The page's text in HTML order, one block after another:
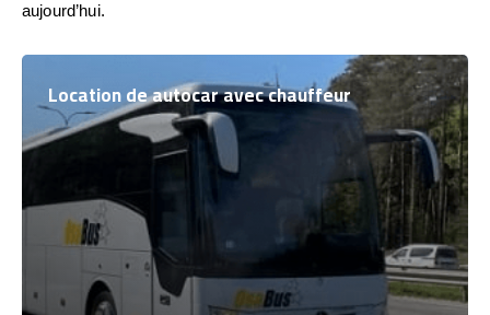
aujourd’hui.
Location de autocar avec chauffeur